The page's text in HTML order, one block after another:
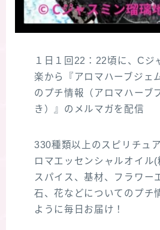
１日１回22：22頃に、Cジ
楽から『アロマハーブジェ
のプチ情報（アロマハーブ
き）』のメルマガを配信
330種類以上のスピリチュ
ロマエッセンシャルオイル(
スパイス、基材、フラワー
石、花などについてのプチ
ように毎日お届け！